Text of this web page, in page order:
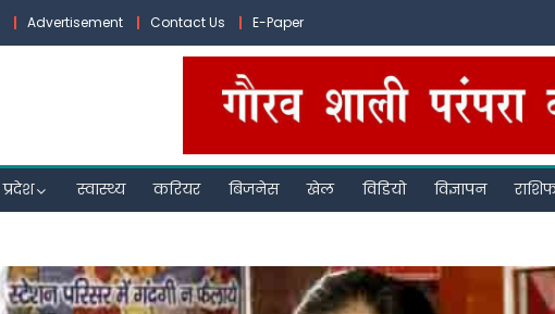
Advertisement Contact Us E-Paper
प्रदेश स्वास्थ्य करियर बिजनेस खेल विडियो विज्ञापन